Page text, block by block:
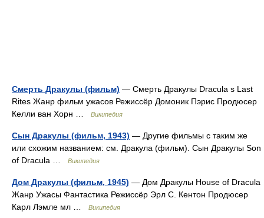
Смерть Дракулы (фильм) — Смерть Дракулы Dracula s Last
Rites Жанр фильм ужасов Режиссёр Домоник Пэрис Продюсер
Келли ван Хорн …
Википедия
Сын Дракулы (фильм, 1943) — Другие фильмы с таким же
или схожим названием: см. Дракула (фильм). Сын Дракулы Son
of Dracula …
Википедия
Дом Дракулы (фильм, 1945) — Дом Дракулы House of Dracula
Жанр Ужасы Фантастика Режиссёр Эрл С. Кентон Продюсер
Карл Лэмле мл …
Википедия